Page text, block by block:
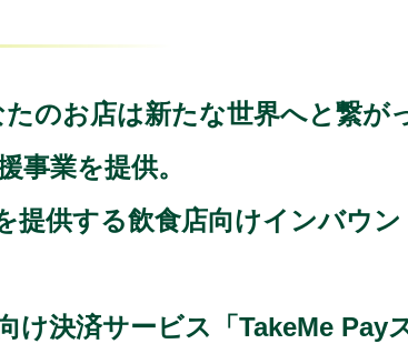
お店は新たな世界へと繋が
事業を提供。
提供する飲食店向けインバウ
決済サービス「TakeMe Pay